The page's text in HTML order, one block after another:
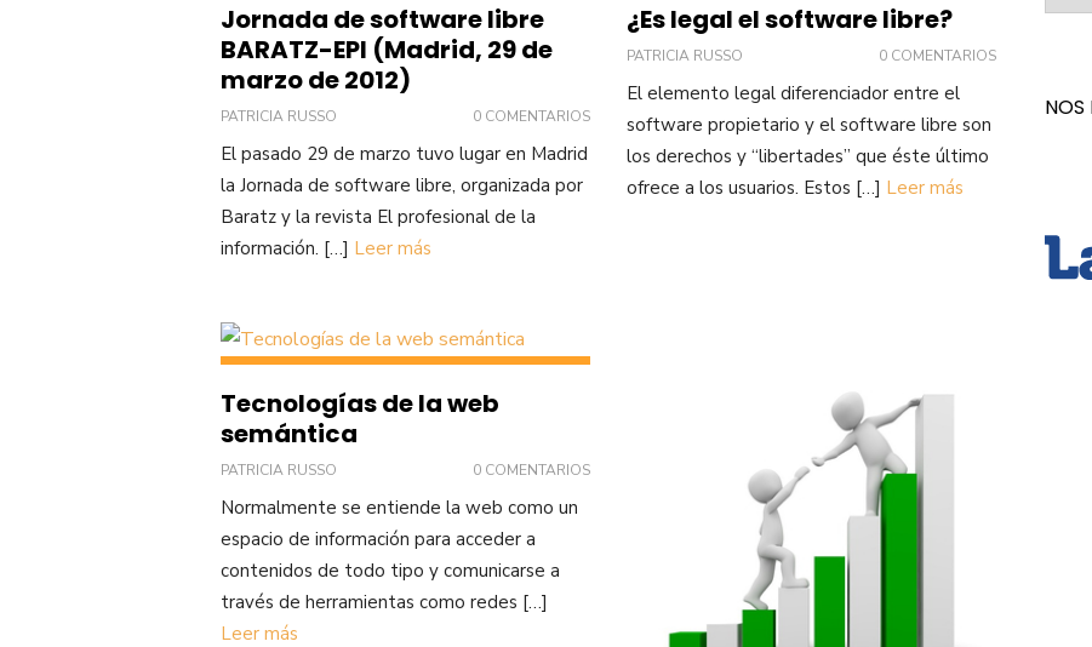
Jornada de software libre
BARATZ-EPI (Madrid, 29 de
marzo de 2012)
PATRICIA RUSSO 0 COMENTARIOS
El pasado 29 de marzo tuvo lugar en Madrid
la Jornada de software libre, organizada por
Baratz y la revista El profesional de la
información. […] Leer más
¿Es legal el software libre?
PATRICIA RUSSO 0 COMENTARIOS
El elemento legal diferenciador entre el
software propietario y el software libre son
los derechos y “libertades” que éste último
ofrece a los usuarios. Estos […] Leer más
Tecnologías de la web
semántica
PATRICIA RUSSO 0 COMENTARIOS
Normalmente se entiende la web como un
espacio de información para acceder a
contenidos de todo tipo y comunicarse a
través de herramientas como redes […]
Leer más
NOS